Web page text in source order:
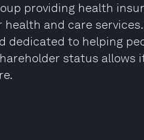
providing health
and care
dedicated to helping
status allows